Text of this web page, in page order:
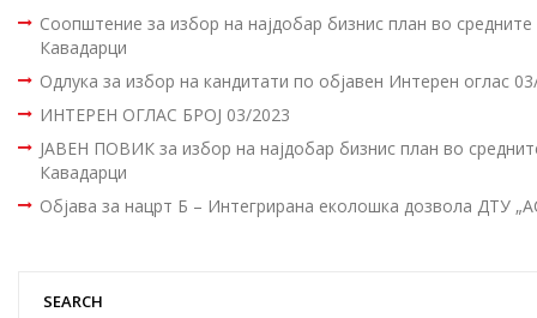
Соопштение за избор на најдобар бизнис план во
Кавадарци
Одлука за избор на кандитати по објавен Интерен оглас
ИНТЕРЕН ОГЛАС БРОЈ 03/2023
ЈАВЕН ПОВИК за избор на најдобар бизнис план во
Кавадарци
Објава за нацрт Б – Интегрирана еколошка дозвола ДТУ